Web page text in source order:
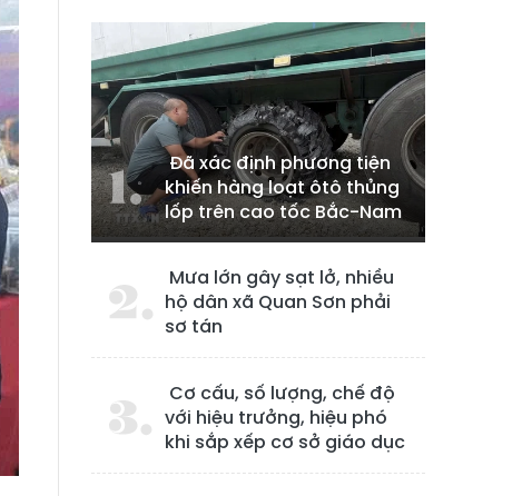
Đã xác định phương tiện
khiến hàng loạt ôtô thủng
lốp trên cao tốc Bắc-Nam
Mưa lớn gây sạt lở, nhiều
hộ dân xã Quan Sơn phải
sơ tán
Cơ cấu, số lượng, chế độ
với hiệu trưởng, hiệu phó
khi sắp xếp cơ sở giáo dục